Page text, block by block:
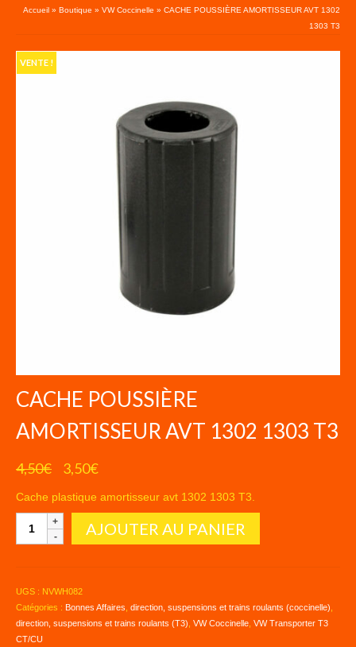
Accueil » Boutique » VW Coccinelle » CACHE POUSSIÈRE AMORTISSEUR AVT 1302
1303 T3
VENTE !
CACHE POUSSIÈRE
AMORTISSEUR AVT 1302 1303 T3
4,50€
Le
initial
était :
4,50€.
3,50€Le
actuel
est :
3,50€.
Cache plastique amortisseur avt 1302 1303 T3.
quantité
1302
AJOUTER AU PANIER
UGS : NVWH082
Catégories : Bonnes Affaires direction, suspensions et trains roulants (coccinelle)
direction, suspensions et trains roulants (T3) VW Coccinelle VW Transporter T3
CT/CU